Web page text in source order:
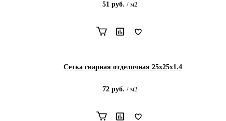
51 руб. / м2
Сетка сварная отделочная 25х25х1.4
72 руб. / м2